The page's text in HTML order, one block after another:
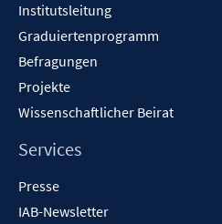
Institutsleitung
Graduiertenprogramm
Befragungen
Projekte
Wissenschaftlicher Beirat
Services
Presse
IAB-Newsletter